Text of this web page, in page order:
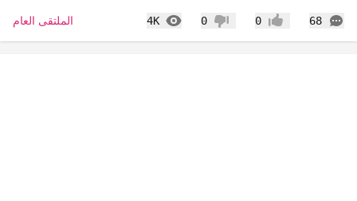
68
التعليقات إعجاب0 عدم إعجاب
0
4K
المشاهدات الملتقى العام